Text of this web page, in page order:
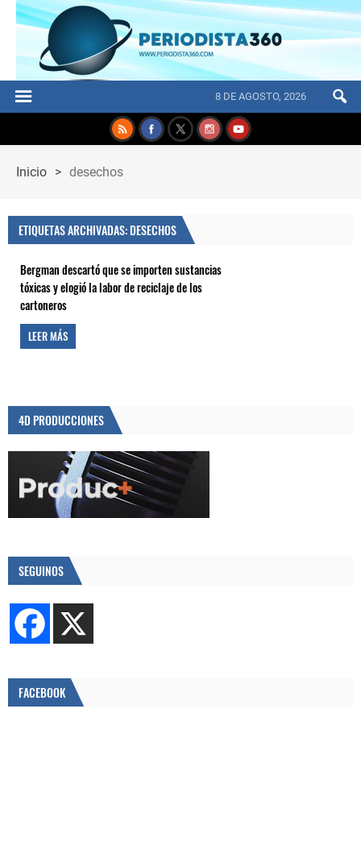
8 DE AGOSTO, 2026
Inicio > desechos
ETIQUETAS ARCHIVADAS: DESECHOS
Bergman descartó que se importen sustancias
tóxicas y elogió la labor de reciclaje de los
cartoneros
LEER MÁS
4D PRODUCCIONES
SEGUINOS
FACEBOOK